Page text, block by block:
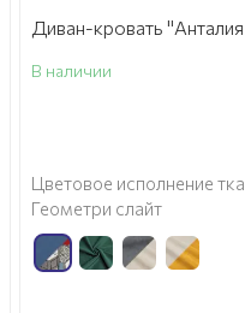
Диван-кровать
В наличии
Цветовое исполнение
Геометри слайт